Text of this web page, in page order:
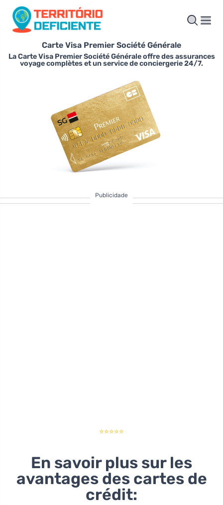
Carte Visa Premier Société Générale
La Carte Visa Premier Société Générale offre des assurances
voyage complètes et un service de conciergerie 24/7.
Publicidade
⭐⭐⭐⭐⭐
En savoir plus sur les
avantages des cartes de
crédit: